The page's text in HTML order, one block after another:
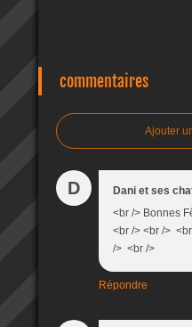
commentaires
Ajouter
D Dani et ses
<br /> Bonnes
<br /> <br />
/> <br />
Répondre